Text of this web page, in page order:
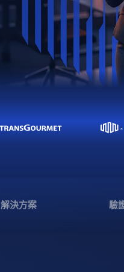
解決方案 驗